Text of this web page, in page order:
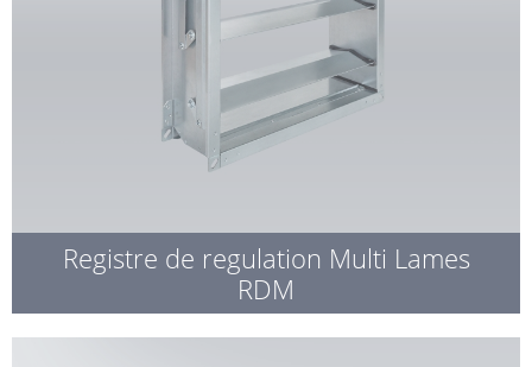
Registre de regulation Multi Lames
RDM